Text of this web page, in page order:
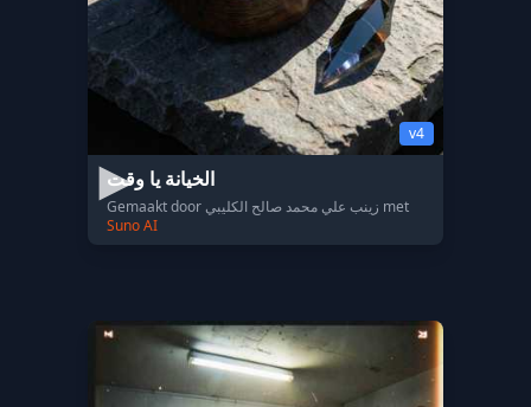
v4
الخيانة يا وقت
Gemaakt door زينب علي محمد صالح الكليبي met
Suno AI